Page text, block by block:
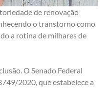
de renovação
o transtorno como
a rotina de milhares de
O Senado Federal
2020, que estabelece a